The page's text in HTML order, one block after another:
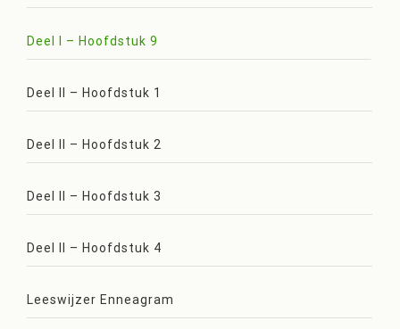
Deel I – Hoofdstuk 9
Deel II – Hoofdstuk 1
Deel II – Hoofdstuk 2
Deel II – Hoofdstuk 3
Deel II – Hoofdstuk 4
Leeswijzer Enneagram